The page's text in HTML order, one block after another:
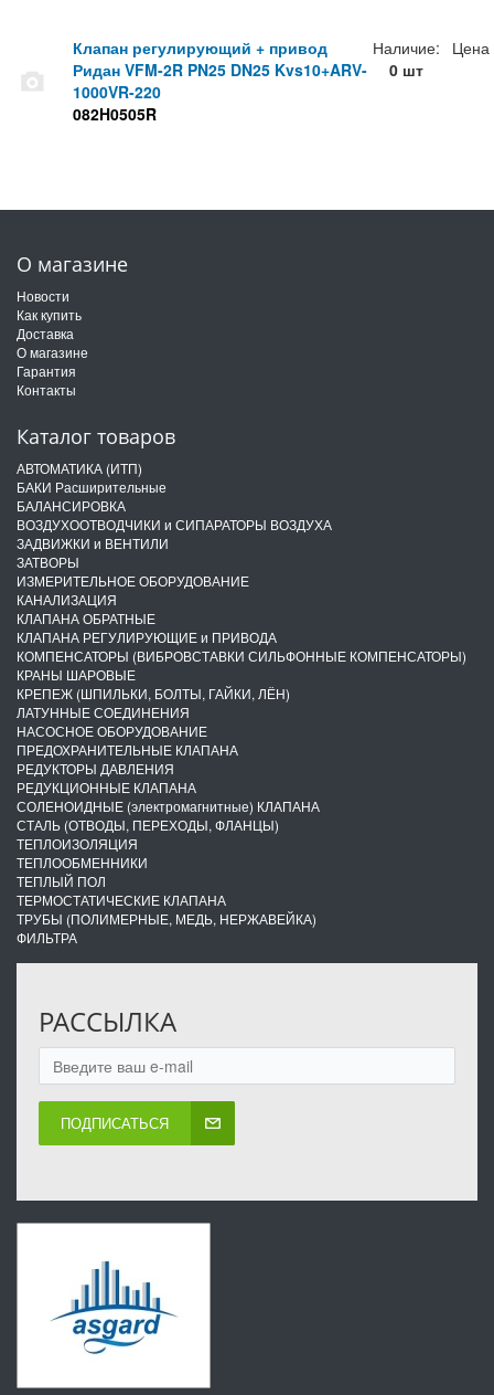
Клапан регулирующий + привод
Ридан VFM-2R PN25 DN25 Kvs10+ARV-
1000VR-220
082H0505R
Наличие:
0 шт
Цена
О магазине
Новости
Как купить
Доставка
О магазине
Гарантия
Контакты
Каталог товаров
АВТОМАТИКА (ИТП)
БАКИ Расширительные
БАЛАНСИРОВКА
ВОЗДУХООТВОДЧИКИ и СИПАРАТОРЫ ВОЗДУХА
ЗАДВИЖКИ и ВЕНТИЛИ
ЗАТВОРЫ
ИЗМЕРИТЕЛЬНОЕ ОБОРУДОВАНИЕ
КАНАЛИЗАЦИЯ
КЛАПАНА ОБРАТНЫЕ
КЛАПАНА РЕГУЛИРУЮЩИЕ и ПРИВОДА
КОМПЕНСАТОРЫ (ВИБРОВСТАВКИ СИЛЬФОННЫЕ КОМПЕНСАТОРЫ)
КРАНЫ ШАРОВЫЕ
КРЕПЕЖ (ШПИЛЬКИ, БОЛТЫ, ГАЙКИ, ЛЁН)
ЛАТУННЫЕ СОЕДИНЕНИЯ
НАСОСНОЕ ОБОРУДОВАНИЕ
ПРЕДОХРАНИТЕЛЬНЫЕ КЛАПАНА
РЕДУКТОРЫ ДАВЛЕНИЯ
РЕДУКЦИОННЫЕ КЛАПАНА
СОЛЕНОИДНЫЕ (электромагнитные) КЛАПАНА
СТАЛЬ (ОТВОДЫ, ПЕРЕХОДЫ, ФЛАНЦЫ)
ТЕПЛОИЗОЛЯЦИЯ
ТЕПЛООБМЕННИКИ
ТЕПЛЫЙ ПОЛ
ТЕРМОСТАТИЧЕСКИЕ КЛАПАНА
ТРУБЫ (ПОЛИМЕРНЫЕ, МЕДЬ, НЕРЖАВЕЙКА)
ФИЛЬТРА
РАССЫЛКА
ПОДПИСАТЬСЯ